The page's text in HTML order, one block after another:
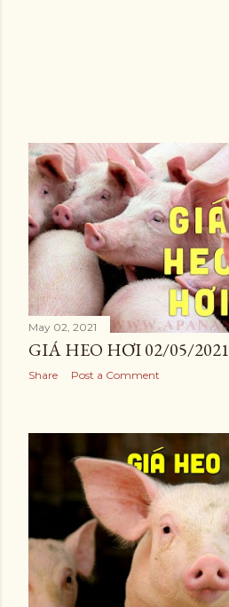
May 02, 2021
GIÁ HEO HƠI 02/05/2021
Share Post a Comment